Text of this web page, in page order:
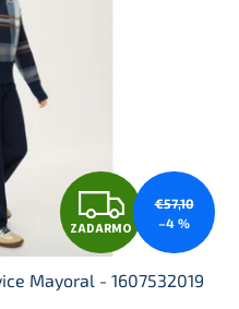
Z
A
ZADARMO
€57,10
–4 %
Mayoral - 1607532019